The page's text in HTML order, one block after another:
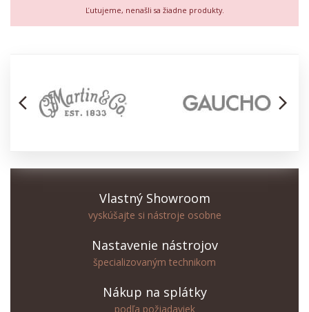
Ľutujeme, nenašli sa žiadne produkty.
arrow_back_ios arrow_forward_ios
Vlastný Showroom
vyskúšajte si nástroje osobne
Nastavenie nástrojov
špecializovaným technikom
Nákup na splátky
podľa požiadaviek